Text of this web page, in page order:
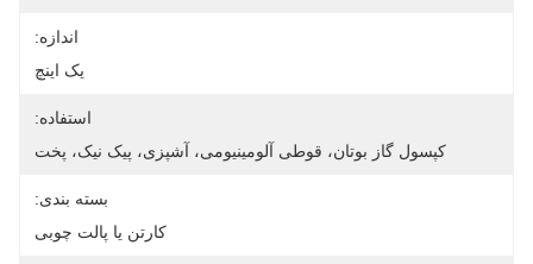
اندازه:
یک اینچ
استفاده:
کپسول گاز بوتان، قوطی آلومینیومی، آشپزی، پیک نیک، پخت
بسته بندی:
کارتن یا پالت چوبی